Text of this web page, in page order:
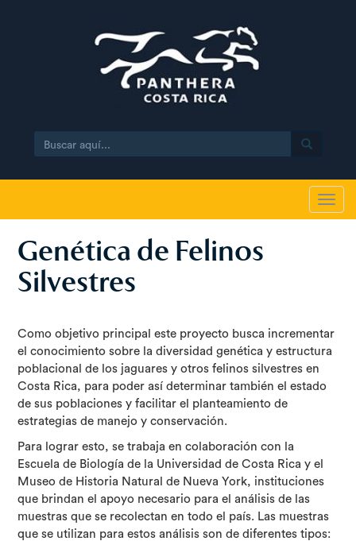
Search
Genética de Felinos
Silvestres
Como objetivo principal este proyecto busca incrementar
el conocimiento sobre la diversidad genética y estructura
poblacional de los jaguares y otros felinos silvestres en
Costa Rica, para poder así determinar también el estado
de sus poblaciones y facilitar el planteamiento de
estrategias de manejo y conservación.
Para lograr esto, se trabaja en colaboración con la
Escuela de Biología de la Universidad de Costa Rica y el
Museo de Historia Natural de Nueva York, instituciones
que brindan el apoyo necesario para el análisis de las
muestras que se recolectan en todo el país. Las muestras
que se utilizan para estos análisis son de diferentes tipos: